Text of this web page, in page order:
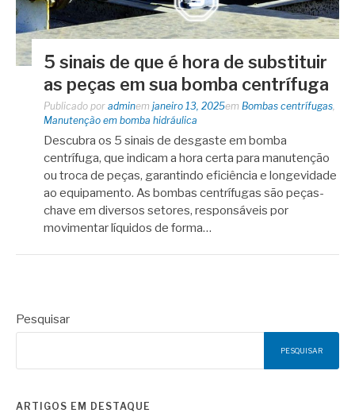
5 sinais de que é hora de substituir
as peças em sua bomba centrífuga
Publicado por adminem janeiro 13, 2025em Bombas centrífugas
Manutenção em bomba hidráulica
Descubra os 5 sinais de desgaste em bomba
centrífuga, que indicam a hora certa para manutenção
ou troca de peças, garantindo eficiência e longevidade
ao equipamento. As bombas centrífugas são peças-
chave em diversos setores, responsáveis por
movimentar líquidos de forma…
Pesquisar
PESQUISAR
ARTIGOS EM DESTAQUE